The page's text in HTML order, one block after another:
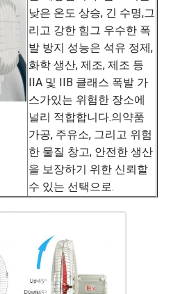
낮은 온도 상승, 긴 수명,그
리고 강한 힘그 우수한 폭
발 방지 성능은 석유 정제,
화학 생산, 제조, 제조 등
IIA 및 IIB 클래스 폭발 가
스가있는 위험한 장소에
널리 적합합니다.의약품
가공, 주유소, 그리고 위험
한 물질 창고, 안전한 생산
을 보장하기 위한 신뢰할
수 있는 선택으로.